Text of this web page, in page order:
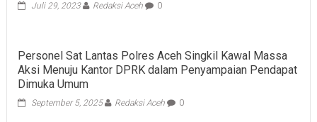
Juli 29, 2023 Redaksi Aceh 0
Personel Sat Lantas Polres Aceh Singkil Kawal Massa
Aksi Menuju Kantor DPRK dalam Penyampaian Pendapat
Dimuka Umum
September 5, 2025 Redaksi Aceh 0